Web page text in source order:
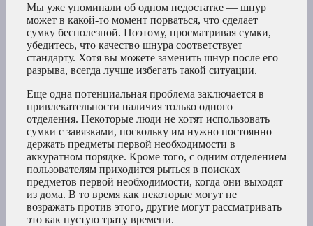
Мы уже упоминали об одном недостатке — шнур
может в какой-то момент порваться, что сделает
сумку бесполезной. Поэтому, просматривая сумки,
убедитесь, что качество шнура соответствует
стандарту. Хотя вы можете заменить шнур после его
разрыва, всегда лучше избегать такой ситуации.
Еще одна потенциальная проблема заключается в
привлекательности наличия только одного
отделения. Некоторые люди не хотят использовать
сумки с завязками, поскольку им нужно постоянно
держать предметы первой необходимости в
аккуратном порядке. Кроме того, с одним отделением
пользователям приходится рыться в поисках
предметов первой необходимости, когда они выходят
из дома. В то время как некоторые могут не
возражать против этого, другие могут рассматривать
это как пустую трату времени.